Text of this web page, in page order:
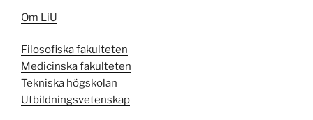
Om LiU
Filosofiska fakulteten
Medicinska fakulteten
Tekniska högskolan
Utbildningsvetenskap